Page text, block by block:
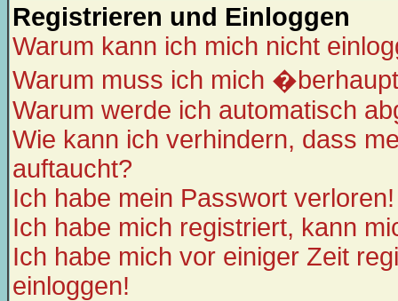
Registrieren und Einloggen
Warum kann ich mich nicht
Warum muss ich mich
Warum werde ich automatisch
Wie kann ich verhindern, dass
auftaucht?
Ich habe mein Passwort verloren!
Ich habe mich registriert, kann
Ich habe mich vor einiger Zeit
einloggen!